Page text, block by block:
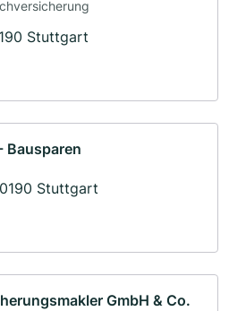
Stuttgart
Bausparen
Stuttgart
GmbH & Co.